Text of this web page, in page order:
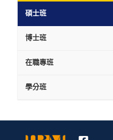
碩士班
博士班
在職專班
學分班